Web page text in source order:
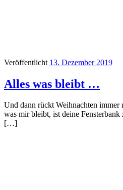
Veröffentlicht 13. Dezember 2019
Alles was bleibt …
Und dann rückt Weihnachten
was mir bleibt, ist deine
[…]